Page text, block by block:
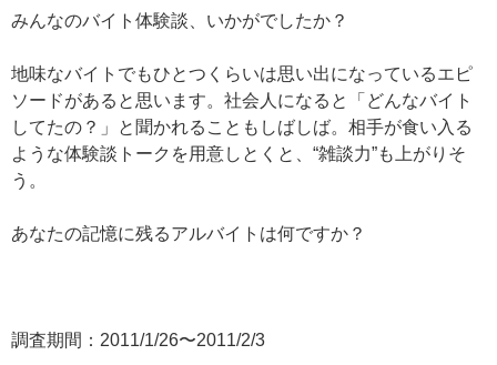
みんなのバイト体験談、いかがでしたか？
地味なバイトでもひとつくらいは思い出になっているエピ
ソードがあると思います。社会人になると「どんなバイト
してたの？」と聞かれることもしばしば。相手が食い入る
ような体験談トークを用意しとくと、“雑談力”も上がりそ
う。
あなたの記憶に残るアルバイトは何ですか？
調査期間：2011/1/26〜2011/2/3